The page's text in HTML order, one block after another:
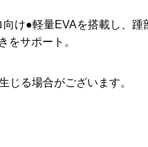
け●軽量EVAを搭載し、
をサポート。
る場合がございます。